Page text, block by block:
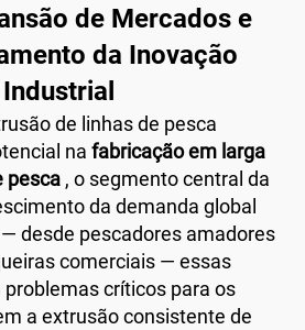
de Mercados e
da Inovação
Industrial
de linhas de pesca
na fabricação em larga
pesca , o segmento central da
da demanda global
desde pescadores amadores
comerciais — essas
críticos para os
a extrusão consistente de